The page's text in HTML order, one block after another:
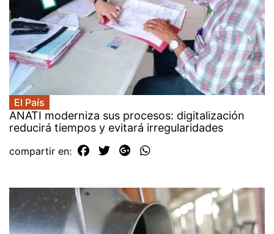
El País
ANATI moderniza sus procesos: digitalización
reducirá tiempos y evitará irregularidades
compartir en: